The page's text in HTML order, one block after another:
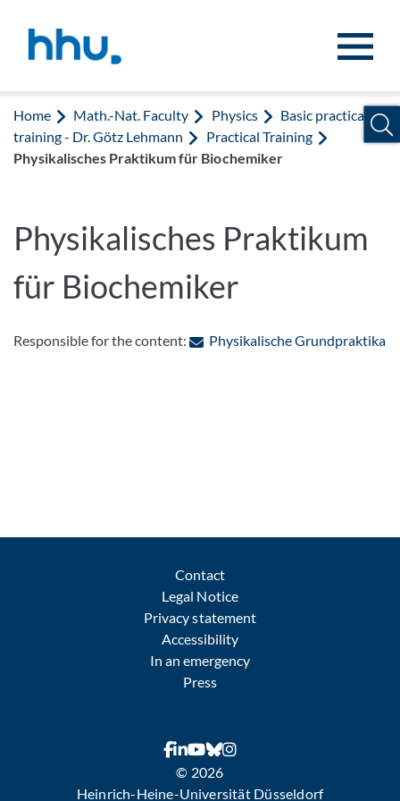
Home Math.-Nat. Faculty Physics
Basic practical
training - Dr. Götz Lehmann
Practical Training
Physikalisches Praktikum für Biochemiker
Physikalisches Praktikum
für Biochemiker
Responsible for the content: Physikalische Grundpraktika:
Contact
Legal Notice
Privacy statement
Accessibility
In an emergency
Press
© 2026
Heinrich-Heine-Universität Düsseldorf